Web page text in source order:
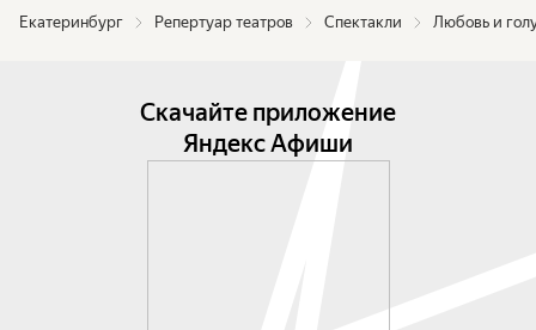
Екатеринбург Репертуар театров Спектакли Любовь и
Скачайте приложение
Яндекс Афиши